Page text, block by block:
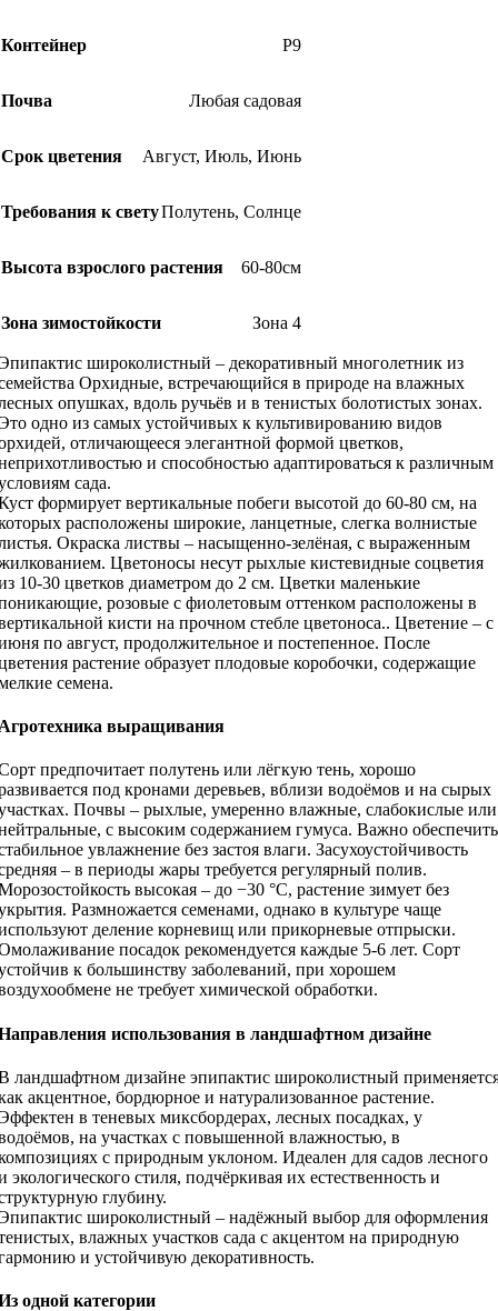
Контейнер Р9
Почва Любая садовая
Срок цветения Август, Июль, Июнь
Требования к светуПолутень, Солнце
Высота взрослого растения 60-80см
Зона зимостойкости Зона 4
широколистный – декоративный многолетник из
Орхидные, встречающийся в природе на влажных
опушках, вдоль ручьёв и в тенистых болотистых зонах.
одно из самых устойчивых к культивированию видов
отличающееся элегантной формой цветков,
и способностью адаптироваться к различным
сада.
формирует вертикальные побеги высотой до 60-80 см, на
расположены широкие, ланцетные, слегка волнистые
Окраска листвы – насыщенно-зелёная, с выраженным
Цветоносы несут рыхлые кистевидные соцветия
10-30 цветков диаметром до 2 см. Цветки маленькие
розовые с фиолетовым оттенком расположены в
кисти на прочном стебле цветоноса.. Цветение – с
по август, продолжительное и постепенное. После
растение образует плодовые коробочки, содержащие
семена.
выращивания
предпочитает полутень или лёгкую тень, хорошо
под кронами деревьев, вблизи водоёмов и на сырых
Почвы – рыхлые, умеренно влажные, слабокислые или
с высоким содержанием гумуса. Важно обеспечить
увлажнение без застоя влаги. Засухоустойчивость
– в периоды жары требуется регулярный полив.
высокая – до −30 °C, растение зимует без
Размножается семенами, однако в культуре чаще
деление корневищ или прикорневые отпрыски.
посадок рекомендуется каждые 5-6 лет. Сорт
к большинству заболеваний, при хорошем
не требует химической обработки.
использования в ландшафтном дизайне
ландшафтном дизайне эпипактис широколистный
акцентное, бордюрное и натурализованное растение.
в теневых миксбордерах, лесных посадках, у
на участках с повышенной влажностью, в
с природным уклоном. Идеален для садов лесного
экологического стиля, подчёркивая их естественность и
глубину.
широколистный – надёжный выбор для оформления
влажных участков сада с акцентом на природную
и устойчивую декоративность.
одной категории